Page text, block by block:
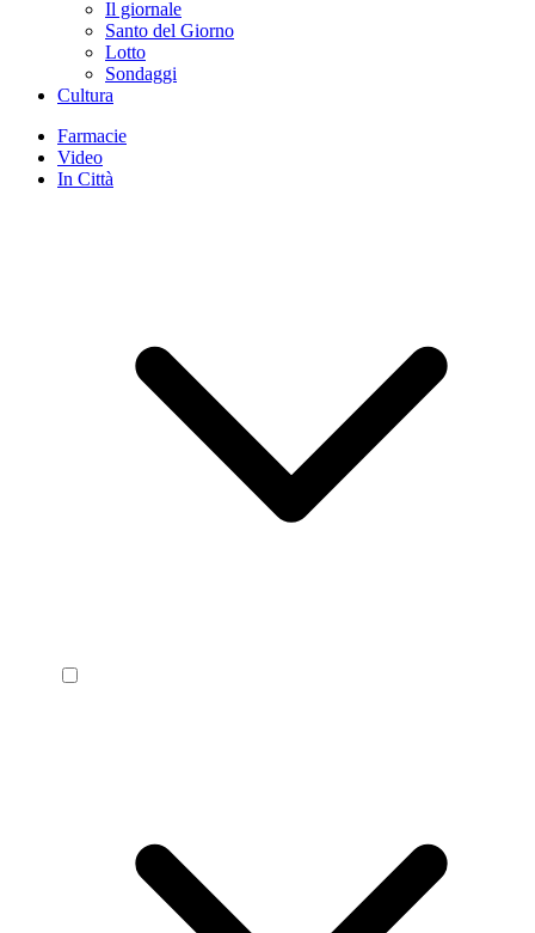
Il giornale
Santo del Giorno
Lotto
Sondaggi
Cultura
Farmacie
Video
In Città